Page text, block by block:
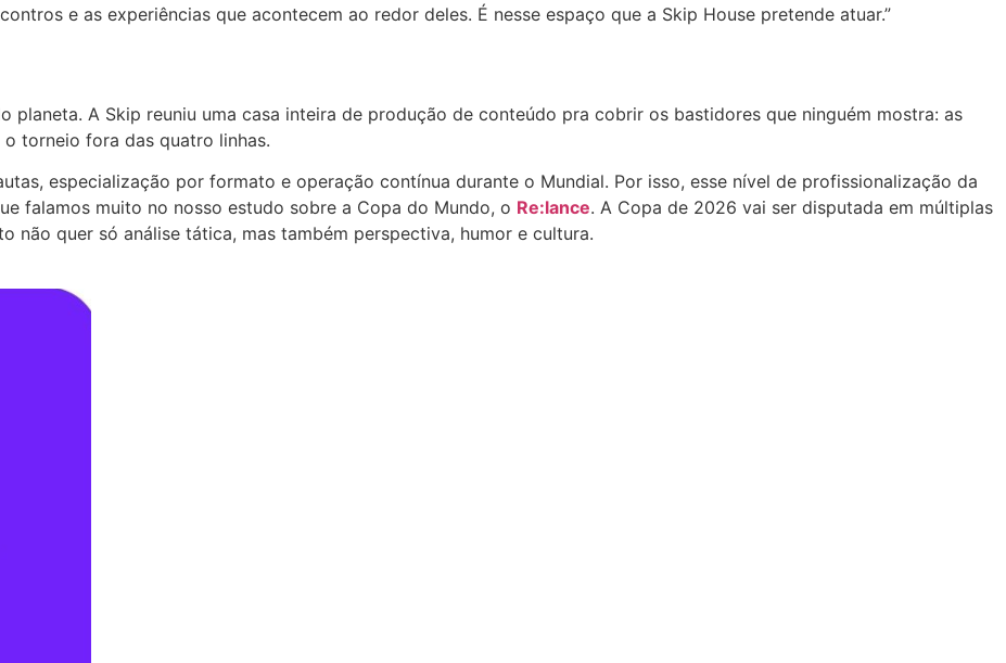
e as experiências que acontecem ao redor deles. É nesse espaço que a Skip House pretende atuar.”
planeta. A Skip reuniu uma casa inteira de produção de conteúdo pra cobrir os bastidores que ninguém mostra: as
torneio fora das quatro linhas.
especialização por formato e operação contínua durante o Mundial. Por isso, esse nível de profissionalização da
falamos muito no nosso estudo sobre a Copa do Mundo, o Re:lance. A Copa de 2026 vai ser disputada em múltiplas
não quer só análise tática, mas também perspectiva, humor e cultura.